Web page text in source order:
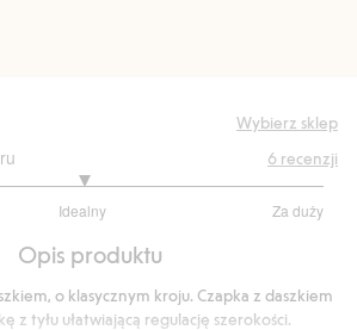
Wybierz sklep
Idealny Za duży
6 recenzji
Opis produktu
o klasycznym kroju. Czapka z daszkiem
z tyłu ułatwiającą regulację szerokości.